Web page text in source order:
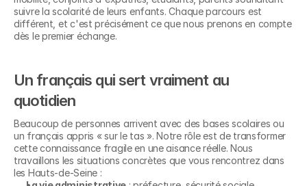
suivre la scolarité de leurs enfants. Chaque parcours est
différent, et c'est précisément ce que nous prenons en compte
dès le premier échange.
Un français qui sert vraiment au
quotidien
Beaucoup de personnes arrivent avec des bases scolaires ou
un français appris « sur le tas ». Notre rôle est de transformer
cette connaissance fragile en une aisance réelle. Nous
travaillons les situations concrètes que vous rencontrez dans
les Hauts-de-Seine :